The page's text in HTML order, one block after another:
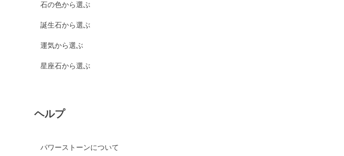
石の色から選ぶ
誕生石から選ぶ
運気から選ぶ
星座石から選ぶ
ヘルプ
パワーストーンについて